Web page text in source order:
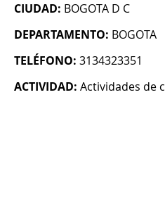
CIUDAD: BOGOTA D C
DEPARTAMENTO: BOGOTA
TELÉFONO: 3134323351
ACTIVIDAD: Actividades de